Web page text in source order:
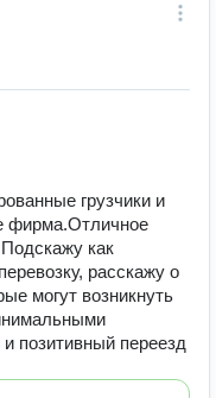
грузчики и
фирма.Отличнoe
как
расскажу о
могут возникнуть
позитивный переезд